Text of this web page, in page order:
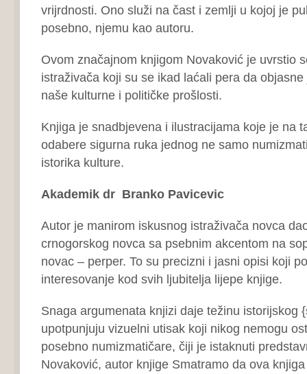
vrijrdnosti. Ono služi na čast i zemlji u kojoj je
posebno, njemu kao autoru.
Ovom značajnom knjigom Novaković je uvrstio
istraživača koji su se ikad laćali pera da
naše kulturne i političke prošlosti.
Knjiga je snadbjevena i ilustracijama koje je na
odabere sigurna ruka jednog ne samo
istorika kulture.
Akademik dr Branko Pavicevic
Autor je manirom iskusnog istraživača novca
crnogorskog novca sa psebnim akcentom na
novac – perper. To su precizni i jasni opisi koji
interesovanje kod svih ljubitelja lijepe knjige.
Snaga argumenata knjizi daje težinu istorijskog
upotpunjuju vizuelni utisak koji nikog nemogu
posebno numizmatičare, čiji je istaknuti
Novaković, autor knjige Smatramo da ova